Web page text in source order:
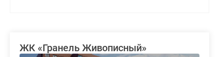
ЖК «Гранель Живописный»